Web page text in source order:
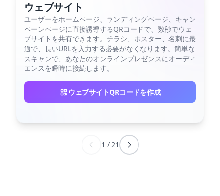
ウェブサイト
ユーザーをホームページ、ランディングページ、キャン
ペーンページに直接誘導するQRコードで、数秒でウェ
ブサイトを共有できます。チラシ、ポスター、名刺に最
適で、長いURLを入力する必要がなくなります。簡単な
スキャンで、あなたのオンラインプレゼンスにオーディ
エンスを瞬時に接続します。
ウェブサイトQRコードを作成
1 / 21